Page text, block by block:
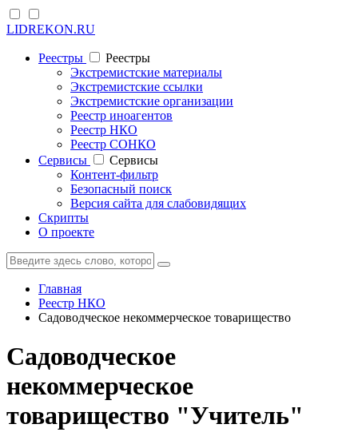
LIDREKON.RU
Реестры
Реестры
Экстремистские материалы
Экстремистские ссылки
Экстремистские организации
Реестр иноагентов
Реестр НКО
Реестр СОНКО
Cервисы
Cервисы
Контент-фильтр
Безопасный поиск
Версия сайта для слабовидящих
Скрипты
О проекте
Главная
Реестр НКО
Садоводческое некоммерческое товарищество
Садоводческое
некоммерческое
товарищество "Учитель"